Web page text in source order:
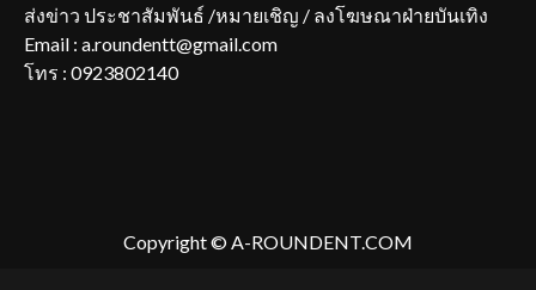
ส่งข่าว ประชาสัมพันธ์ /หมายเชิญ / ลงโฆษณาฝ่ายบันเทิง
Email : a.roundentt@gmail.com
โทร : 0923802140
Copyright © A-ROUNDENT.COM